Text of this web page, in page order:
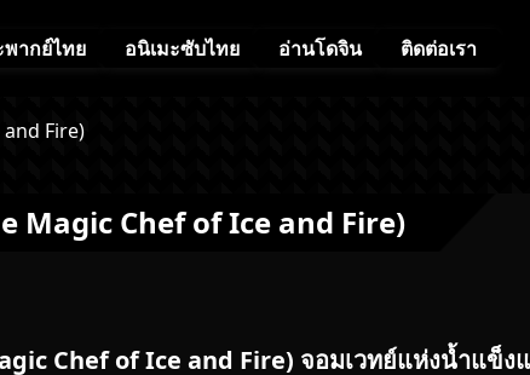
พากย์ไทย อนิเมะซับไทย อ่านโดจิน ติดต่อเรา
Fire)
Magic Chef of Ice and Fire)
Chef of Ice and Fire) จอมเวทย์แห่งน้ำแข็ง